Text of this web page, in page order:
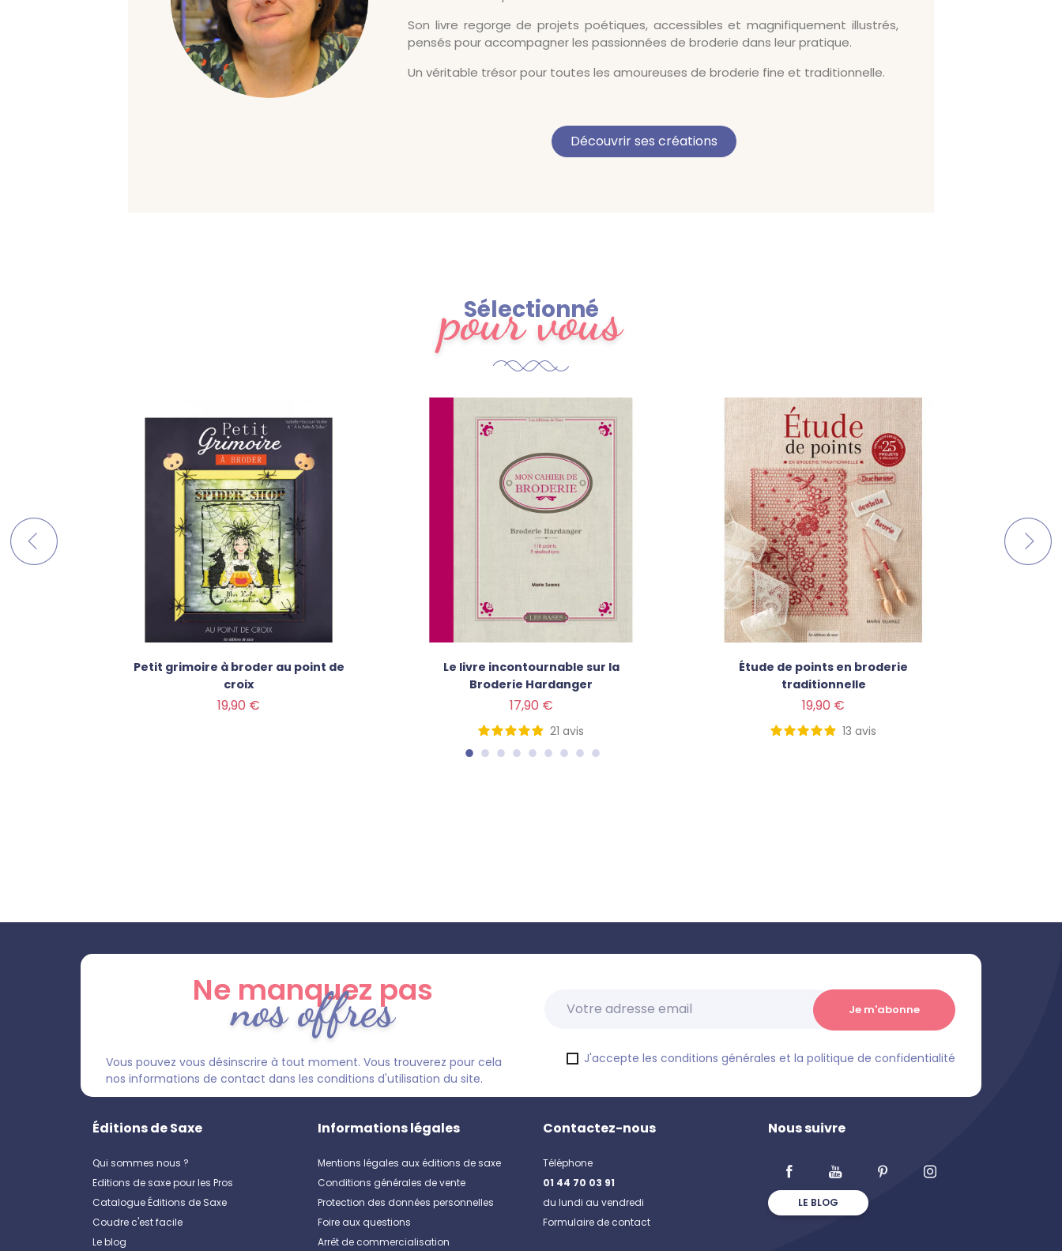
Son livre regorge de projets poétiques, accessibles et magnifiquement illustrés,
pensés pour accompagner les passionnées de broderie dans leur pratique.
Un véritable trésor pour toutes les amoureuses de broderie fine et traditionnelle.
Découvrir ses créations
Sélectionné
pour vous
Petit grimoire à broder au point de
croix
19,90 €
Le livre incontournable sur la
Broderie Hardanger
17,90 €
21 avis
Étude de points en broderie
traditionnelle
19,90 €
13 avis
Ne manquez pas
nos offres
Vous pouvez vous désinscrire à tout moment. Vous trouverez pour cela
nos informations de contact dans les conditions d'utilisation du site.
J'accepte les conditions générales et la politique de confidentialité
Éditions de Saxe
Qui sommes nous ?
Editions de saxe pour les Pros
Catalogue Éditions de Saxe
Coudre c'est facile
Le blog
Informations légales
Mentions légales aux éditions de saxe
Conditions générales de vente
Protection des données personnelles
Foire aux questions
Arrêt de commercialisation
Contactez-nous
Téléphone
01 44 70 03 91
du lundi au vendredi
Formulaire de contact
Nous suivre
LE BLOG